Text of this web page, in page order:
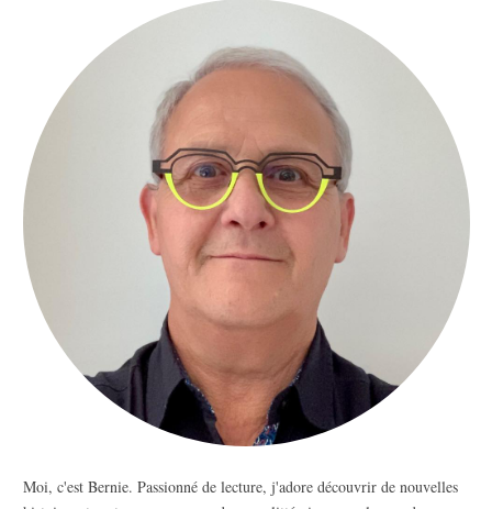
Moi, c'est Bernie. Passionné de lecture, j'adore découvrir de nouvelles